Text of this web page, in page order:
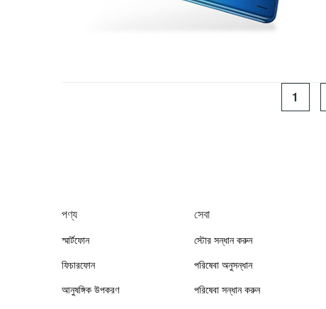
1
পণ্য
স্মার্টফোন
ফিচারফোন
আনুষঙ্গিক উপকরণ
সেবা
স্টোর সন্ধান করুন
পরিষেবা অনুসন্ধান
পরিষেবা সন্ধান করুন